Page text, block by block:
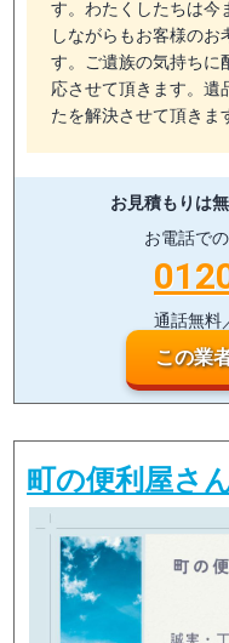
す。わたくしたちは今
しながらもお客様のお
す。ご遺族の気持ちに
応させて頂きます。遺
たを解決させて頂きま
お見積もりは無
お電話で
通話無料
この業
町の便利屋さ